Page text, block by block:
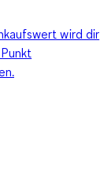
wird dir